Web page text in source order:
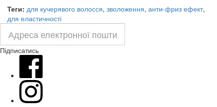
Теги: для кучерявого волосся, зволоження, анти-фриз ефект,
для еластичності
Підписатись